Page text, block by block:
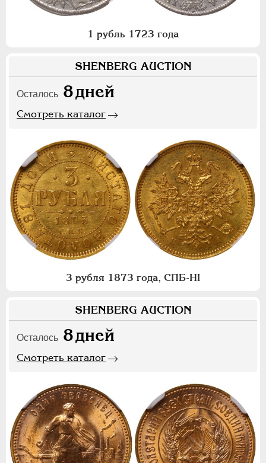
1 рубль 1723 года
SHENBERG AUCTION
Осталось 8дней
Смотреть каталог
3 рубля 1873 года, СПБ-НI
SHENBERG AUCTION
Осталось 8дней
Смотреть каталог